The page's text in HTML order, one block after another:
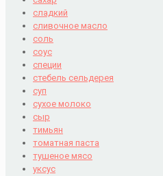
сладкий
сливочное масло
соль
соус
специи
стебель сельдерея
суп
сухое молоко
сыр
тимьян
томатная паста
тушеное мясо
уксус